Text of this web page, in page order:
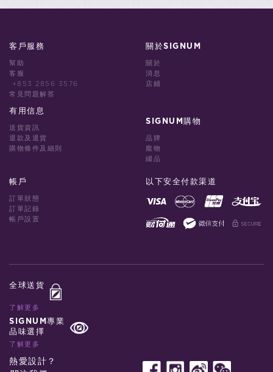
客戶服務
幫助
客服
+853 2856 3576
常見問題解答
有用信息
送貨資訊
退款及退貨
購物條件及細則
關於SIGNUM
關於
消息
店鋪
SIGNUM購物
品牌
龐物
綴品
帳戶
訂單狀態
訂單記錄
帳戶設置
以下安全付款渠道
全球送貨
了解更多
SIGNUM專業
品味選擇
了解更多
熱愛設計？